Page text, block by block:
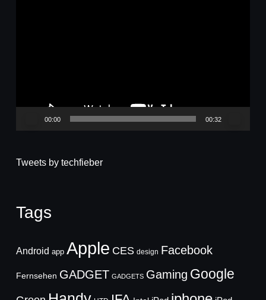
00:00 00:32
Tweets by techfieber
Tags
Android app Apple CES design Facebook
Fernsehen GADGET GADGETS Gaming Google